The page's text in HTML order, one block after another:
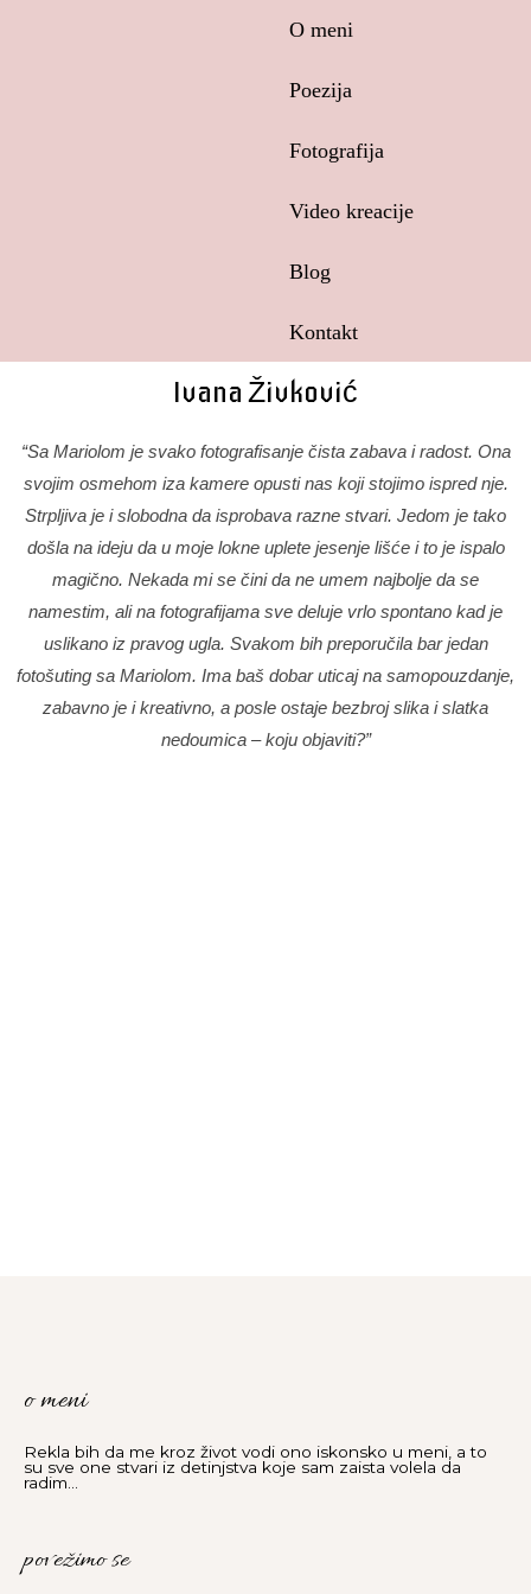
O meni
Poezija
Fotografija
Video kreacije
Blog
Kontakt
Ivana Živković
“Sa Mariolom je svako fotografisanje čista zabava i radost. Ona
svojim osmehom iza kamere opusti nas koji stojimo ispred nje.
Strpljiva je i slobodna da isprobava razne stvari. Jedom je tako
došla na ideju da u moje lokne uplete jesenje lišće i to je ispalo
magično. Nekada mi se čini da ne umem najbolje da se
namestim, ali na fotografijama sve deluje vrlo spontano kad je
uslikano iz pravog ugla. Svakom bih preporučila bar jedan
fotošuting sa Mariolom. Ima baš dobar uticaj na samopouzdanje,
zabavno je i kreativno, a posle ostaje bezbroj slika i slatka
nedoumica – koju objaviti?”
o meni
Rekla bih da me kroz život vodi ono iskonsko u meni, a to
su sve one stvari iz detinjstva koje sam zaista volela da
radim...
povežimo se